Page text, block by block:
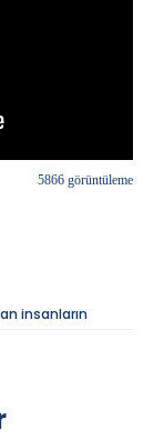
insanların
bulgu
ortaya
5866 görüntüleme